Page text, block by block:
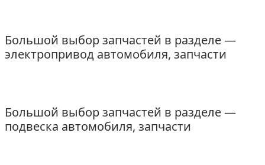
Большой выбор запчастей в разделе —
электропривод автомобиля, запчасти
Большой выбор запчастей в разделе —
подвеска автомобиля, запчасти